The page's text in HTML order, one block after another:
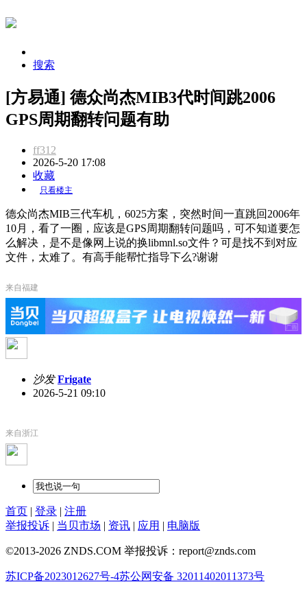
搜索
[方易通] 德众尚杰MIB3代时间跳2006
GPS周期翻转问题有助
ff312
2026-5-20 17:08
收藏
只看楼主
德众尚杰MIB三代车机，6025方案，突然时间一直跳回2006年
10月，看了一圈，应该是GPS周期翻转问题吗，可不知道要怎
么解决，是不是像网上说的换libmnl.so文件？可是找不到对应
文件，太难了。有高手能帮忙指导下么?谢谢
来自福建
沙发 Frigate
2026-5-21 09:10
来自浙江
首页 | 登录 | 注册
举报投诉 | 当贝市场 | 资讯 | 应用 | 电脑版
©2013-2026 ZNDS.COM 举报投诉：report@znds.com
苏ICP备2023012627号-4苏公网安备 32011402011373号